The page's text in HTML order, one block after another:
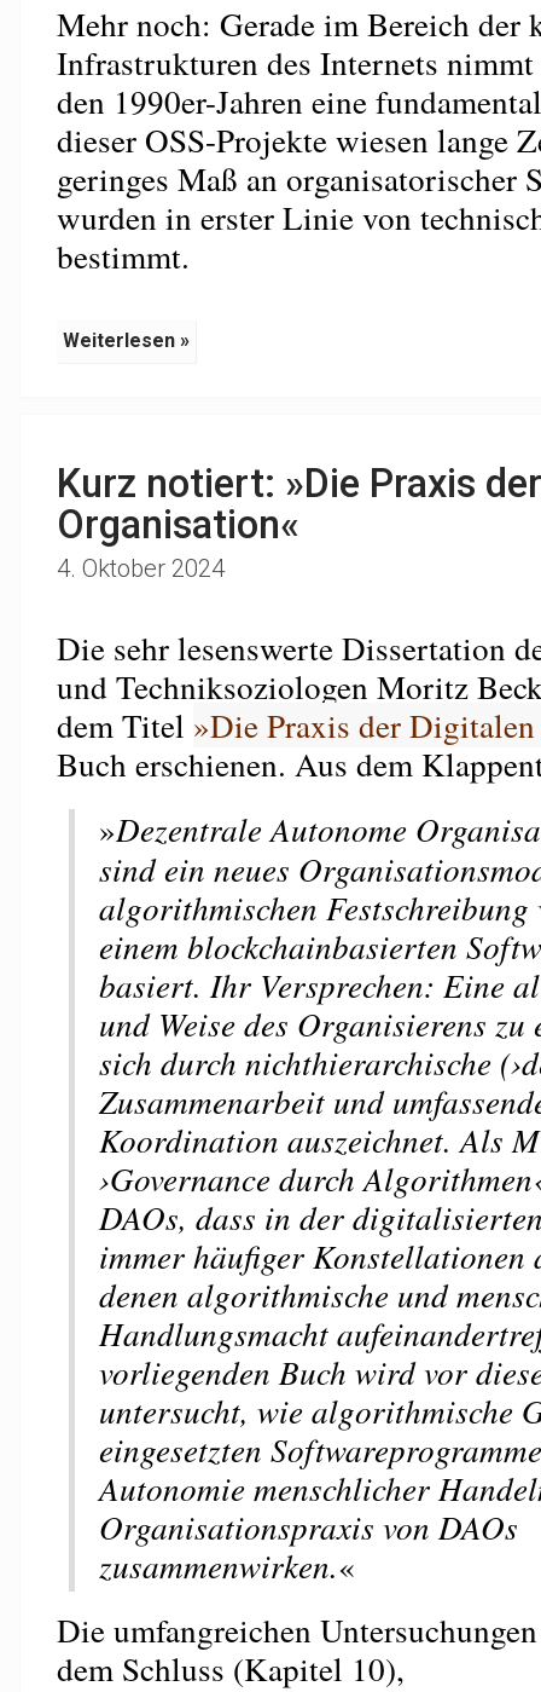
Mehr noch: Gerade im Bereich der
Infrastrukturen des Internets nimmt
den 1990er-Jahren eine
dieser OSS-Projekte wiesen lange
geringes Maß an organisatorischer
wurden in erster Linie von
bestimmt.
Weiterlesen »
Kurz notiert: »Die Praxis
Organisation«
4. Oktober 2024
Die sehr lesenswerte Dissertation
und Techniksoziologen Moritz
dem Titel »Die Praxis der
Buch erschienen. Aus dem
»Dezentrale Autonome
sind ein neues
algorithmischen Festschreibung
einem blockchainbasierten
basiert. Ihr Versprechen: Eine
und Weise des Organisierens
sich durch nichthierarchische
Zusammenarbeit und
Koordination auszeichnet. Als
›Governance durch
DAOs, dass in der
immer häufiger Konstellationen
denen algorithmische und
Handlungsmacht
vorliegenden Buch wird vor
untersucht, wie algorithmische
eingesetzten
Autonomie menschlicher
Organisationspraxis von DAOs
zusammenwirken.«
Die umfangreichen
dem Schluss (Kapitel 10),